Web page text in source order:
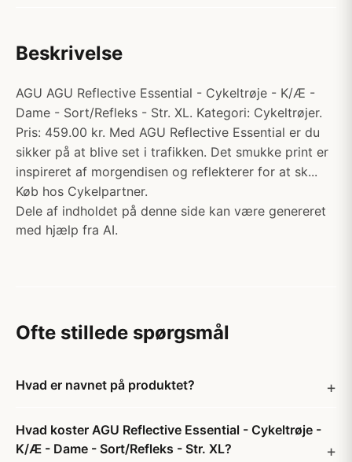
Beskrivelse
AGU AGU Reflective Essential - Cykeltrøje - K/Æ -
Dame - Sort/Refleks - Str. XL. Kategori: Cykeltrøjer.
Pris: 459.00 kr. Med AGU Reflective Essential er du
sikker på at blive set i trafikken. Det smukke print er
inspireret af morgendisen og reflekterer for at sk...
Køb hos Cykelpartner.
Dele af indholdet på denne side kan være genereret
med hjælp fra AI.
Ofte stillede spørgsmål
Hvad er navnet på produktet?
Hvad koster AGU Reflective Essential - Cykeltrøje -
K/Æ - Dame - Sort/Refleks - Str. XL?